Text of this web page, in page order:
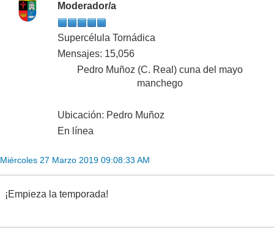
Moderador/a
Supercélula Tornádica
Mensajes: 15,056
Pedro Muñoz (C. Real) cuna del mayo
manchego
Ubicación: Pedro Muñoz
En línea
Miércoles 27 Marzo 2019 09:08:33 AM
¡Empieza la temporada!